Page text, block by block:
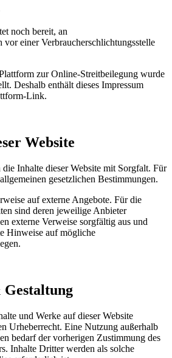
noch bereit, an
vor einer Verbraucherschlichtungsstelle
zur Online-Streitbeilegung wurde
Deshalb enthält dieses Impressum
Link.
Website
Inhalte dieser Website mit Sorgfalt. Für
gesetzlichen Bestimmungen.
auf externe Angebote. Für die
sind deren jeweilige Anbieter
externe Verweise sorgfältig aus und
Hinweise auf mögliche
und Werke auf dieser Website
Urheberrecht. Eine Nutzung außerhalb
bedarf der vorherigen Zustimmung des
Inhalte Dritter werden als solche